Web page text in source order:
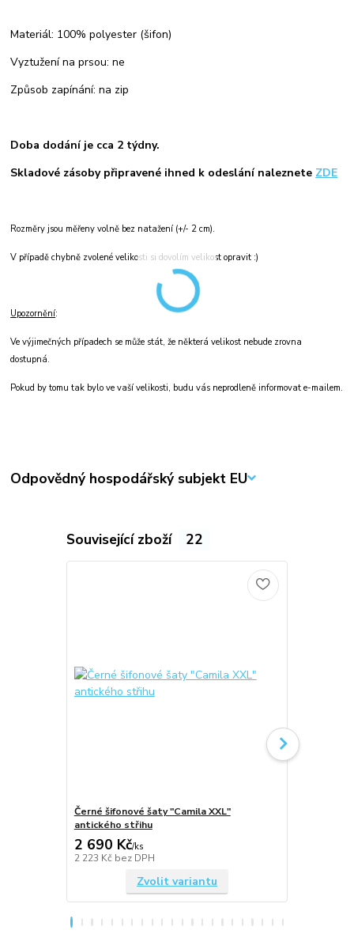
Materiál: 100% polyester (šifon)
Vyztužení na prsou: ne
Způsob zapínání: na zip
Doba dodání je cca 2 týdny.
Skladové zásoby připravené ihned k odeslání naleznete ZDE
Rozměry jsou měřeny volně bez natažení (+/- 2 cm).
V případě chybně zvolené velikosti si dovolím velikost opravit :)
Upozornění:
Ve výjimečných případech se může stát, že některá velikost nebude zrovna
dostupná.
Pokud by tomu tak bylo ve vaší velikosti, budu vás neprodleně informovat e-mailem.
Odpovědný hospodářský subjekt EU
Související zboží 22
Černé šifonové šaty "Camila XXL"
antického střihu
2 690 Kč/ks
2 223 Kč bez DPH
Zvolit variantu